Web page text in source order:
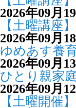
2026年09月
【土曜講座
2026年09月
ゆめあす養
2026年09月
ひとり親家
2026年09月
【土曜開催